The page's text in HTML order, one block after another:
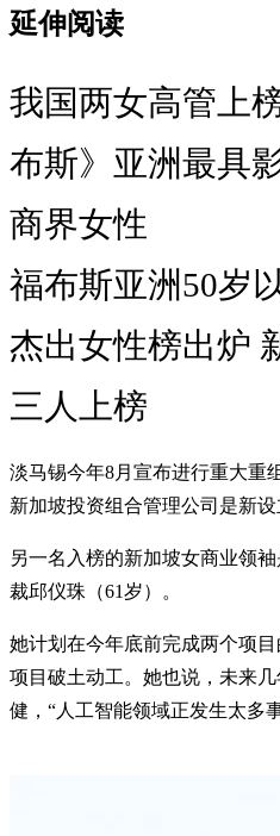
延伸阅读
我国两女高管上
布斯》亚洲最具
商界女性
福布斯亚洲50岁
杰出女性榜出炉
三人上榜
淡马锡今年8月宣布进行重大重
新加坡投资组合管理公司是新设
另一名入榜的新加坡女商业领
裁邱仪珠（61岁）。
她计划在今年底前完成两个项
项目破土动工。她也说，未来
健，“人工智能领域正发生太多事